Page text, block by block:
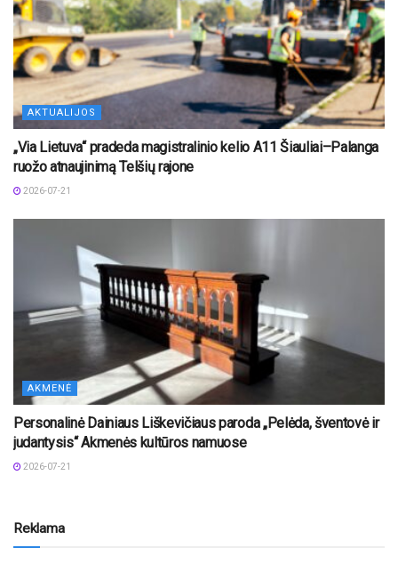
AKTUALIJOS
„Via Lietuva“ pradeda magistralinio kelio A11 Šiauliai–Palanga
ruožo atnaujinimą Telšių rajone
2026-07-21
AKMENĖ
Personalinė Dainiaus Liškevičiaus paroda „Pelėda, šventovė ir
judantysis“ Akmenės kultūros namuose
2026-07-21
Reklama